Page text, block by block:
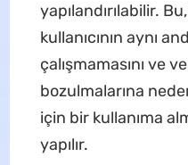
yapılandırılabilir.
kullanıcının aynı
çalışmamasını ve
bozulmalarına
için bir kullanıma
yapılır.